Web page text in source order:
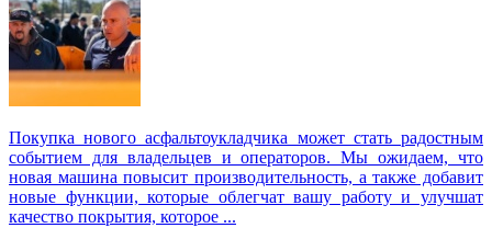
Покупка нового асфальтоукладчика может стать радостным
событием для владельцев и операторов. Мы ожидаем, что
новая машина повысит производительность, а также добавит
новые функции, которые облегчат вашу работу и улучшат
качество покрытия, которое ...